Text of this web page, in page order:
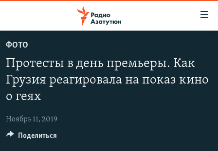
основному
содержанию
Перейти
навигации
Перейти
НОВОСТИ
ПОЛИТИКА
ЭКОНОМИКА
РЕГИОН
ФОТО
Протесты в день премьеры. Как
Грузия реагировала на показ кино
о геях
Ноябрь 11, 2019
Поделиться